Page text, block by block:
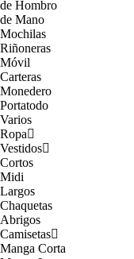
de Hombro
de Mano
Mochilas
Riñoneras
Móvil
Carteras
Monedero
Portatodo
Varios
Ropa
Vestidos
Cortos
Midi
Largos
Chaquetas
Abrigos
Camisetas
Manga Corta